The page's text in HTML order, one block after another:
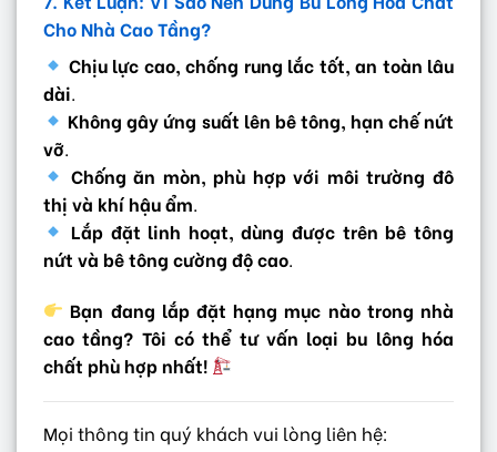
Cho Nhà Cao Tầng?
Chịu lực cao, chống rung lắc tốt, an toàn lâu
dài.
Không gây ứng suất lên bê tông, hạn chế nứt
vỡ.
Chống ăn mòn, phù hợp với môi trường đô
thị và khí hậu ẩm.
Lắp đặt linh hoạt, dùng được trên bê tông
nứt và bê tông cường độ cao.
Bạn đang lắp đặt hạng mục nào trong nhà
cao tầng? Tôi có thể tư vấn loại bu lông hóa
chất phù hợp nhất!
Mọi thông tin quý khách vui lòng liên hệ: